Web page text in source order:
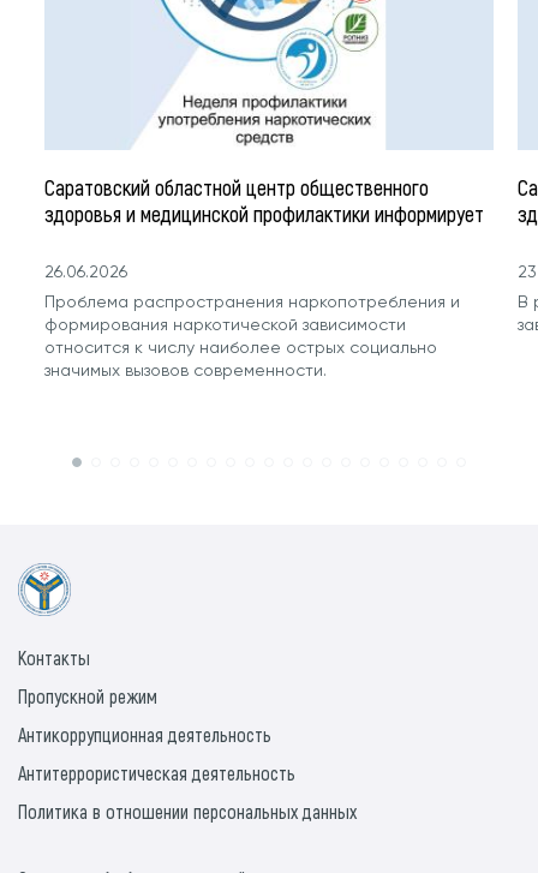
Саратовский областной центр общественного
здоровья и медицинской профилактики информирует
26.06.2026
Проблема распространения наркопотребления и
формирования наркотической зависимости
относится к числу наиболее острых социально
значимых вызовов современности.
В
Контакты
Пропускной режим
Антикоррупционная деятельность
Антитеррористическая деятельность
Политика в отношении персональных данных